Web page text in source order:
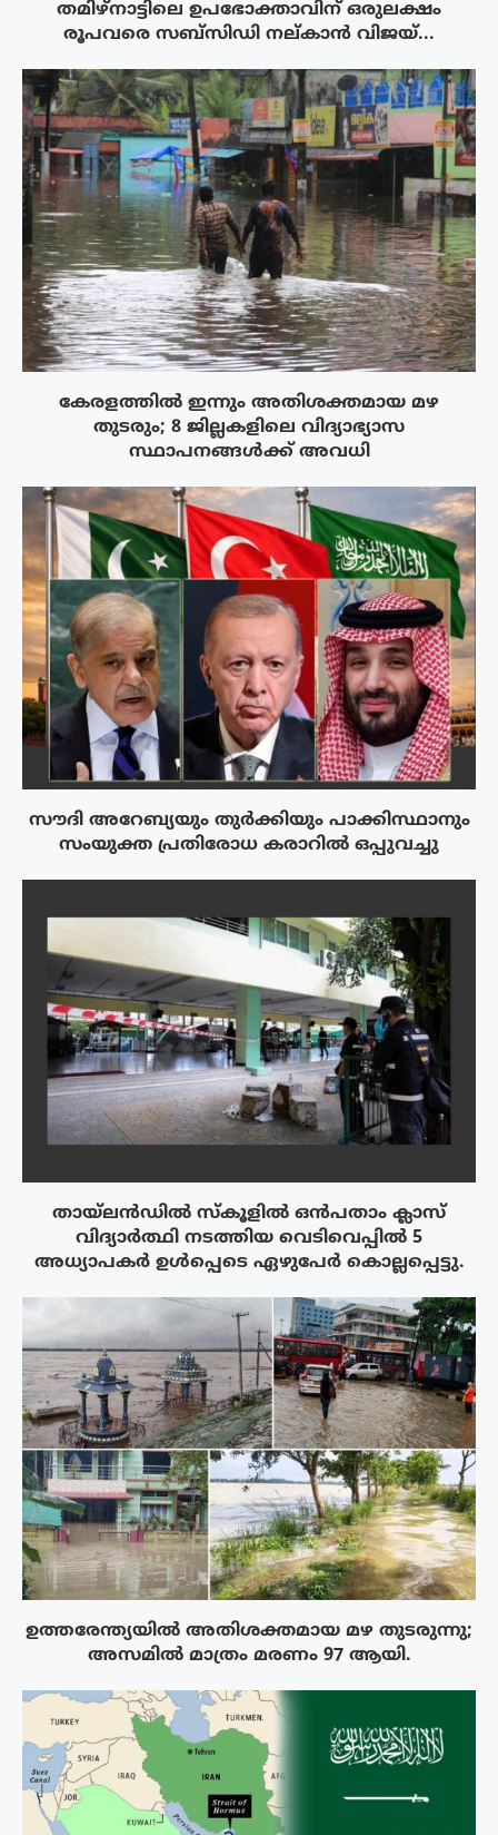
തമിഴ്നാട്ടിലെ ഉപഭോക്താവിന് ഒരുലക്ഷം
രൂപവരെ സബ്സിഡി നല്കാൻ വിജയ്...
കേരളത്തിൽ ഇന്നും അതിശക്തമായ മഴ
തുടരും; 8 ജില്ലകളിലെ വിദ്യാഭ്യാസ
സ്ഥാപനങ്ങൾക്ക് അവധി
സൗദി അറേബ്യയും തുർക്കിയും പാക്കിസ്ഥാനും
സംയുക്ത പ്രതിരോധ കരാറിൽ ഒപ്പുവച്ചു
തായ്‌ലൻഡിൽ സ്കൂളിൽ ഒൻപതാം ക്ലാസ്
വിദ്യാർത്ഥി നടത്തിയ വെടിവെപ്പിൽ 5
അധ്യാപകർ ഉൾപ്പെടെ ഏഴുപേർ കൊല്ലപ്പെട്ടു.
ഉത്തരേന്ത്യയിൽ അതിശക്തമായ മഴ തുടരുന്നു;
അസമിൽ മാത്രം മരണം 97 ആയി.